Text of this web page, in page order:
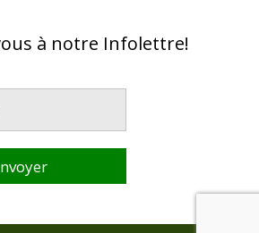
à notre Infolettre!